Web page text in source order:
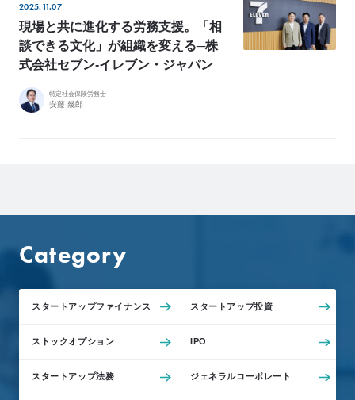
2025.11.07
現場と共に進化する労務支援。「相
談できる文化」が組織を変える─株
式会社セブン‐イレブン・ジャパン
特定社会保険労務士
安藤 幾郎
Category
スタートアップファイナンス スタートアップ投資
ストックオプション IPO
スタートアップ法務 ジェネラルコーポレート